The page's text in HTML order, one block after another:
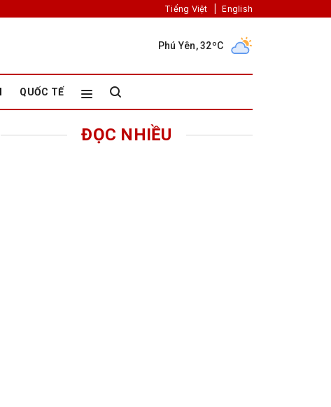
Tiếng Việt English
Phú Yên, 32ºC
QUỐC TẾ
ĐỌC NHIỀU